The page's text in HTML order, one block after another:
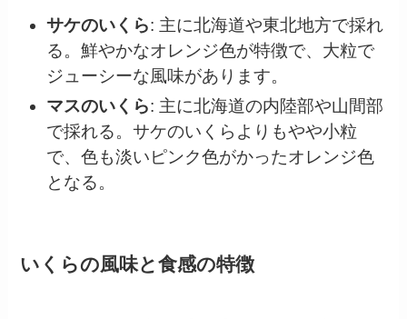
サケのいくら: 主に北海道や東北地方で採れ
る。鮮やかなオレンジ色が特徴で、大粒で
ジューシーな風味があります。
マスのいくら: 主に北海道の内陸部や山間部
で採れる。サケのいくらよりもやや小粒
で、色も淡いピンク色がかったオレンジ色
となる。
いくらの風味と食感の特徴